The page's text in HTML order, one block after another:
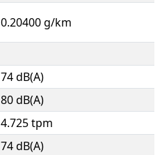
0.20400 g/km
74 dB(A)
80 dB(A)
4.725 tpm
74 dB(A)